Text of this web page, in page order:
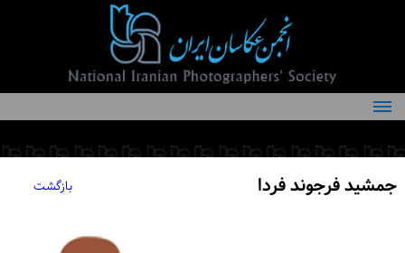
درباره انجمن
کمیته‌های انجمن
اعضاء انجمنجمشید فرجوند فردا بازگشت